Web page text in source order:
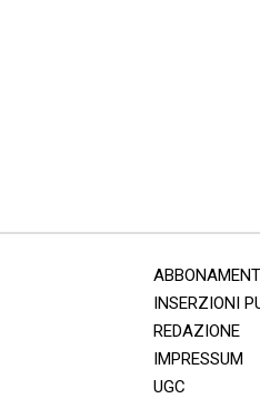
ABBONAMENTI
INSERZIONI
REDAZIONE
IMPRESSUM
UGC